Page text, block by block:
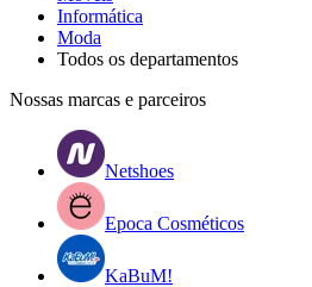
Informática
Moda
Todos os departamentos
Nossas marcas e parceiros
Netshoes
Epoca Cosméticos
KaBuM!